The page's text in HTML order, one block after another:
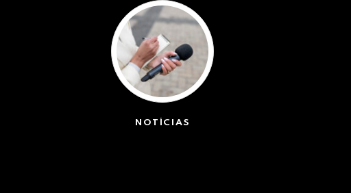
NOTÍCIAS